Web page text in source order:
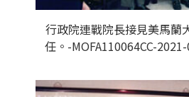
行政院連戰院長接見美馬蘭
任。-MOFA110064CC-